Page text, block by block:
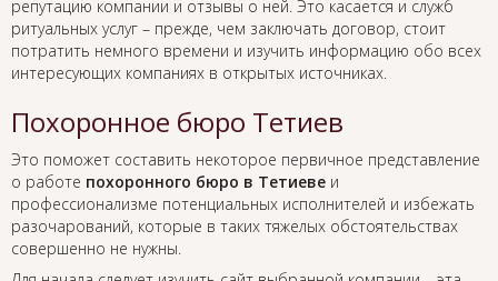
репутацию компании и отзывы о ней. Это касается и служб
ритуальных услуг – прежде, чем заключать договор, стоит
потратить немного времени и изучить информацию обо всех
интересующих компаниях в открытых источниках.
Похоронное бюро Тетиев
Это поможет составить некоторое первичное представление
о работе похоронного бюро в Тетиеве и
профессионализме потенциальных исполнителей и избежать
разочарований, которые в таких тяжелых обстоятельствах
совершенно не нужны.